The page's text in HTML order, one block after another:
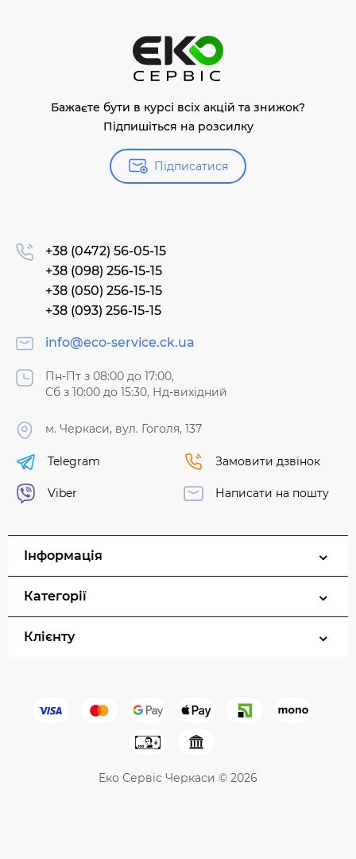
Бажаєте бути в курсі всіх акцій та знижок?
Підпишіться на розсилку
Підписатися
+38 (0472) 56-05-15
+38 (098) 256-15-15
+38 (050) 256-15-15
+38 (093) 256-15-15
info@eco-service.ck.ua
Пн-Пт з 08:00 до 17:00,
Сб з 10:00 до 15:30, Нд-вихідний
м. Черкаси, вул. Гоголя, 137
Telegram
Viber
Замовити дзвінок
Написати на пошту
Інформація
Категорії
Клієнту
Еко Сервіс Черкаси © 2026